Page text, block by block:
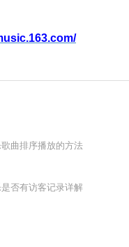
曲排序播放的方法
否有访客记录详解